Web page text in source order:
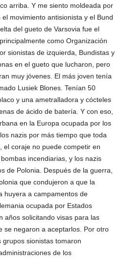
arriba. Y me siento moldeada por
movimiento antisionista y el Bund
del gueto de Varsovia fue el
como Organización
sionistas de izquierda, Bundistas y
en el gueto que lucharon, pero
muy jóvenes. El más joven tenía
Lusiek Blones. Tenían 50
y una ametralladora y cócteles
de ácido de batería. Y con eso,
en la Europa ocupada por los
nazis por más tiempo que toda
el coraje no puede competir en
incendiarias, y los nazis
de Polonia. Después de la guerra,
que condujeron a que la
huyera a campamentos de
ocupada por Estados
años solicitando visas para las
se negaron a aceptarlos. Por otro
sionistas tomaron
de los